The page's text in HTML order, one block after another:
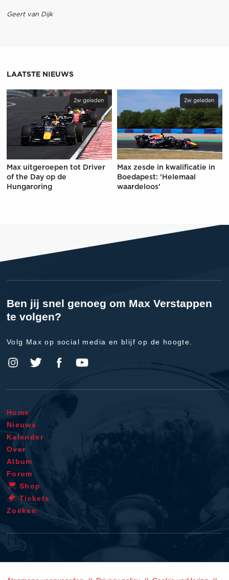
Geert van Dijk
LAATSTE NIEUWS
2w geleden
Max uitgeroepen tot Driver
of the Day op de
Hungaroring
2w geleden
Max zesde in kwalificatie in
Boedapest: 'Helemaal
waardeloos'
Ben jij snel genoeg om Max Verstappen
te volgen?
Volg Max op social media en blijf op de hoogte.
Home
Nieuws
Kalender
Over
Album
Forum
Shop
Tickets
Zoeken